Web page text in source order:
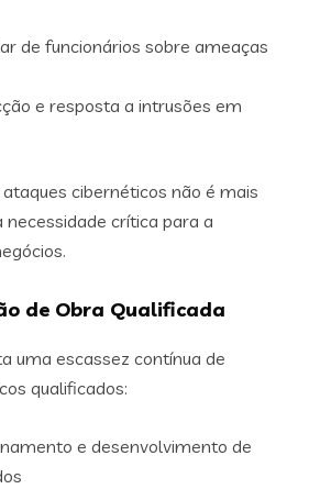
de funcionários sobre ameaças
e resposta a intrusões em
cibernéticos não é mais
necessidade crítica para a
de Obra Qualificada
uma escassez contínua de
qualificados:
e desenvolvimento de